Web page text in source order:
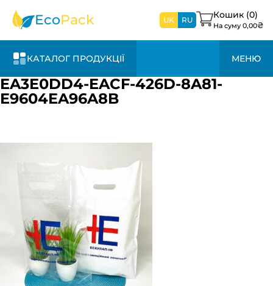
часом
EcoPack UK RU Кошик (0)
На суму 0,00₴
КАТАЛОГ ПРОДУКЦІЇ МЕНЮ
EA3E0DD4-EACF-426D-8A81-
E9604EA96A8B